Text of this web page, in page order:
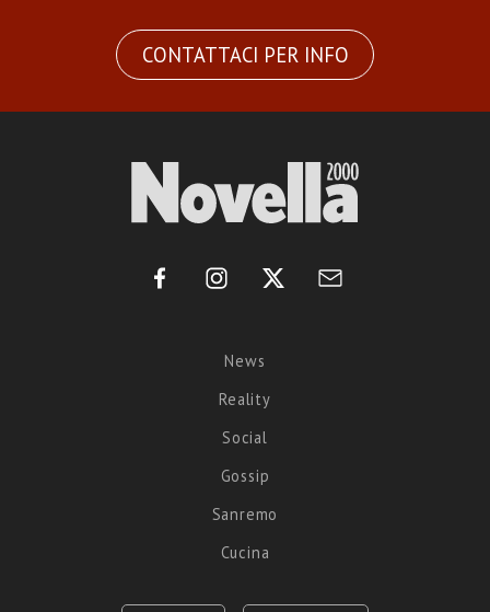
CONTATTACI PER INFO
News
Reality
Social
Gossip
Sanremo
Cucina